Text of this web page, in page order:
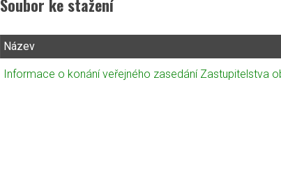
Soubor ke stažení
Název
Informace o konání veřejného zasedání Zastupitelstva